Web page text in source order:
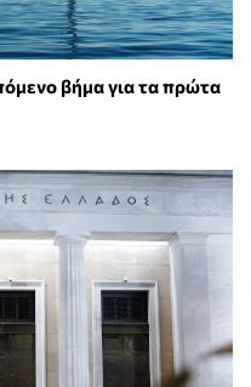
βήμα για τα πρώτα